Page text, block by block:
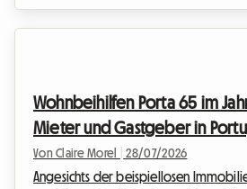
manchmal den Wunsch zu vermieten.
Wohnbeihilfen Porta 65 im
Mieter und Gastgeber in
müssen
Von Claire Morel 28/07/2026
Angesichts der beispiellosen